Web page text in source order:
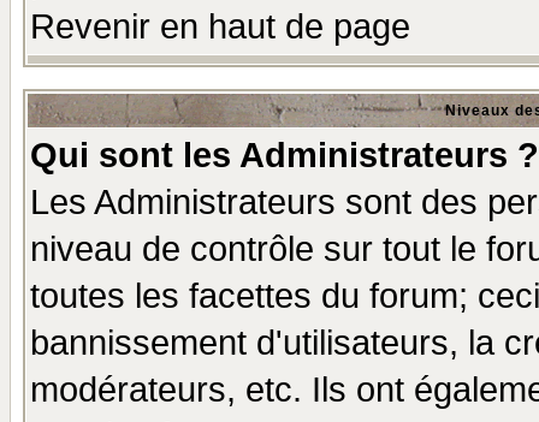
Revenir en haut de page
Niveaux
Qui sont les Administrateurs ?
Les Administrateurs sont des
niveau de contrôle sur tout le
toutes les facettes du forum;
bannissement d'utilisateurs, la
modérateurs, etc. Ils ont